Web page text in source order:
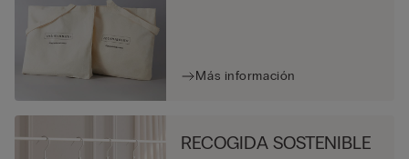
Más información
RECOGIDA SOSTENIBLE